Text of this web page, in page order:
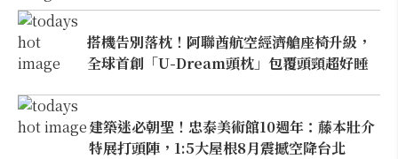
搭機告別落枕！阿聯酋航空經濟艙座椅升級，
全球首創「U-Dream頭枕」包覆頭頸超好睡
建築迷必朝聖！忠泰美術館10週年：藤本壯介
特展打頭陣，1:5大屋根8月震撼空降台北